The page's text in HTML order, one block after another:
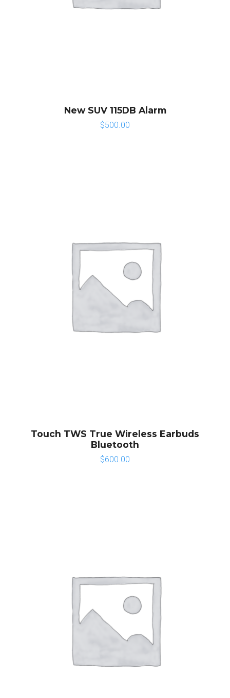
New SUV 115DB Alarm
$500.00
Touch TWS True Wireless Earbuds
Bluetooth
$600.00